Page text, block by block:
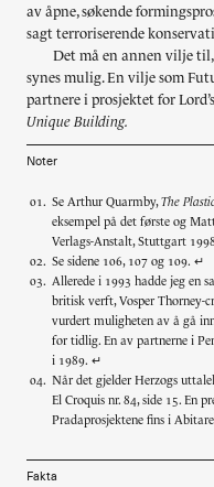
av åpne, søkende
sagt terroriserende
Det må en annen vilje
synes mulig. En vilje som
partnere i prosjektet for
Unique Building.
Noter
Se Arthur Quarmby, The
eksempel på det første og
Verlags-Anstalt, Stuttgart
Se sidene 106, 107 og 109.
Allerede i 1993 hadde jeg en
britisk verft, Vosper Thorney-
vurdert muligheten av å gå
for tidlig. En av partnerne i
i 1989.
Når det gjelder Herzogs
El Croquis nr. 84, side 15. En
Pradaprosjektene fins i
Fakta